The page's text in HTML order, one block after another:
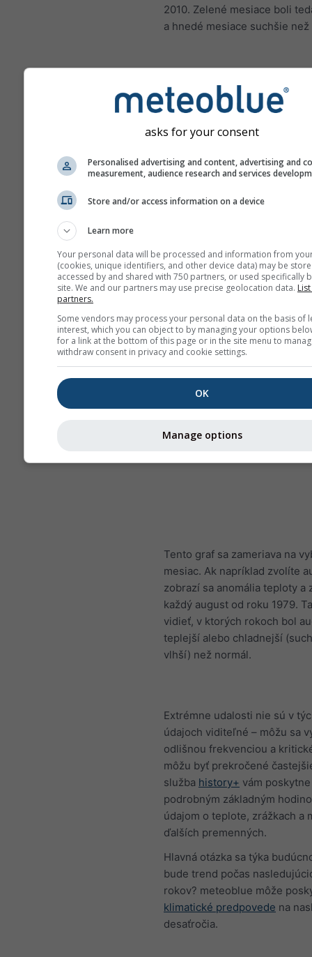
2010. Zelené mesiace boli
a hnedé mesiace suchšie
Zmena klímy – Notre-
Anomálie teploty a zrážok
Jan Feb Mar
May Jun Jul
Tento graf sa zameriava na
mesiac. Ak napríklad zvolíte
zobrazí sa anomália teploty a
každý august od roku 1979.
vidieť, v ktorých rokoch bol
teplejší alebo chladnejší
vlhší) než normál.
Extrémne udalosti nie sú v
údajoch viditeľné – môžu sa
odlišnou frekvenciou a
môžu byť prekročené
služba history+ vám
podrobným základným
údajom o teplote, zrážkach a
ďalších premenných.
Hlavná otázka sa týka
bude trend počas
rokov? meteoblue môže
klimatické predpovede na
desaťročia.
asks for your consent
Personalised advertising and content, advertising and
measurement, audience research and services
Store and/or access information on a device
Learn more
Your personal data will be processed and information from
(cookies, unique identifiers, and other device data) may be
accessed by and shared with 750 partners, or used specifically
site. We and our partners may use precise geolocation data.
partners.
Some vendors may process your personal data on the basis of
interest, which you can object to by managing your options
for a link at the bottom of this page or in the site menu to
withdraw consent in privacy and cookie settings.
OK
Manage options